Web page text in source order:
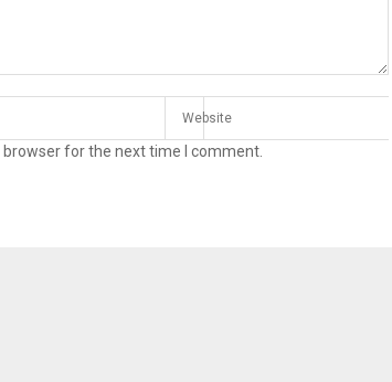
for the next time I comment.